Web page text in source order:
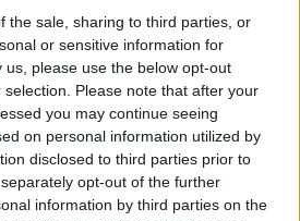
the sale, sharing to third parties, or
or sensitive information for
please use the below opt-out
Please note that after your
you may continue seeing
on personal information utilized by
disclosed to third parties prior to
opt-out of the further
information by third parties on the